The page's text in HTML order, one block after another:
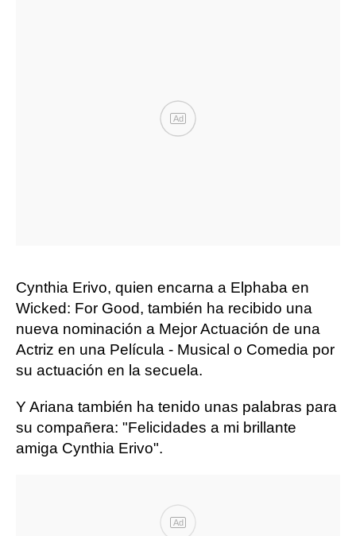
Ad
Cynthia Erivo, quien encarna a Elphaba en
Wicked: For Good, también ha recibido una
nueva nominación a Mejor Actuación de una
Actriz en una Película - Musical o Comedia por
su actuación en la secuela.
Y Ariana también ha tenido unas palabras para
su compañera: "Felicidades a mi brillante
amiga Cynthia Erivo".
Ad